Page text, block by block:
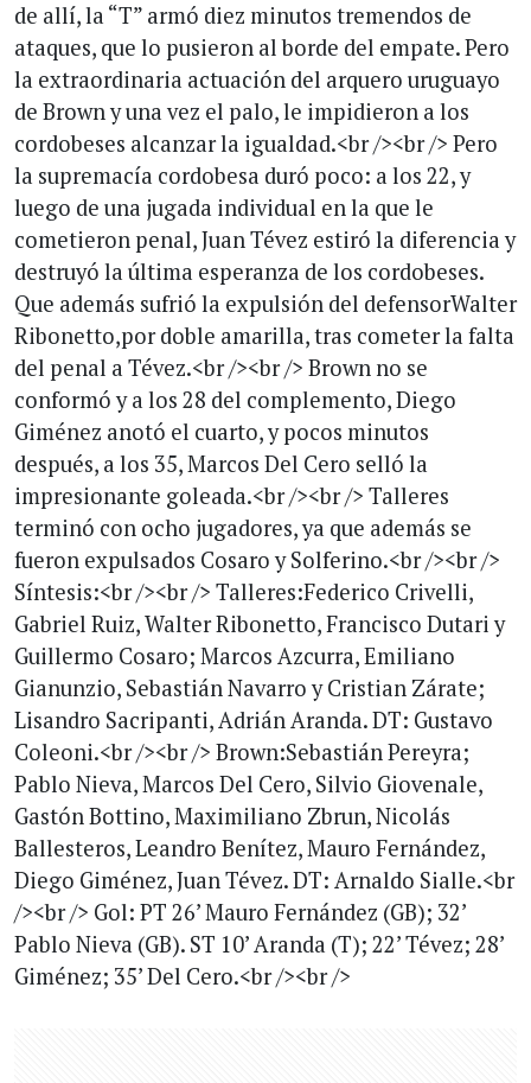
de allí, la “T” armó diez minutos tremendos de
ataques, que lo pusieron al borde del empate. Pero
la extraordinaria actuación del arquero uruguayo
de Brown y una vez el palo, le impidieron a los
cordobeses alcanzar la igualdad.<br /><br /> Pero
la supremacía cordobesa duró poco: a los 22, y
luego de una jugada individual en la que le
cometieron penal, Juan Tévez estiró la diferencia y
destruyó la última esperanza de los cordobeses.
Que además sufrió la expulsión del defensorWalter
Ribonetto,por doble amarilla, tras cometer la falta
del penal a Tévez.<br /><br /> Brown no se
conformó y a los 28 del complemento, Diego
Giménez anotó el cuarto, y pocos minutos
después, a los 35, Marcos Del Cero selló la
impresionante goleada.<br /><br /> Talleres
terminó con ocho jugadores, ya que además se
fueron expulsados Cosaro y Solferino.<br /><br />
Síntesis:<br /><br /> Talleres:Federico Crivelli,
Gabriel Ruiz, Walter Ribonetto, Francisco Dutari y
Guillermo Cosaro; Marcos Azcurra, Emiliano
Gianunzio, Sebastián Navarro y Cristian Zárate;
Lisandro Sacripanti, Adrián Aranda. DT: Gustavo
Coleoni.<br /><br /> Brown:Sebastián Pereyra;
Pablo Nieva, Marcos Del Cero, Silvio Giovenale,
Gastón Bottino, Maximiliano Zbrun, Nicolás
Ballesteros, Leandro Benítez, Mauro Fernández,
Diego Giménez, Juan Tévez. DT: Arnaldo Sialle.<br
/><br /> Gol: PT 26’ Mauro Fernández (GB); 32’
Pablo Nieva (GB). ST 10’ Aranda (T); 22’ Tévez; 28’
Giménez; 35’ Del Cero.<br /><br />